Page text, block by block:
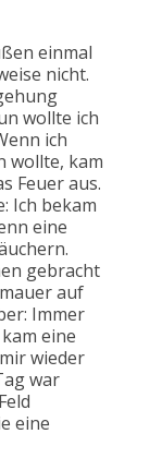
einmal
nicht.
wollte ich
ich
wollte, kam
Feuer aus.
Ich bekam
eine
gebracht
auf
Immer
eine
wieder
war
eine